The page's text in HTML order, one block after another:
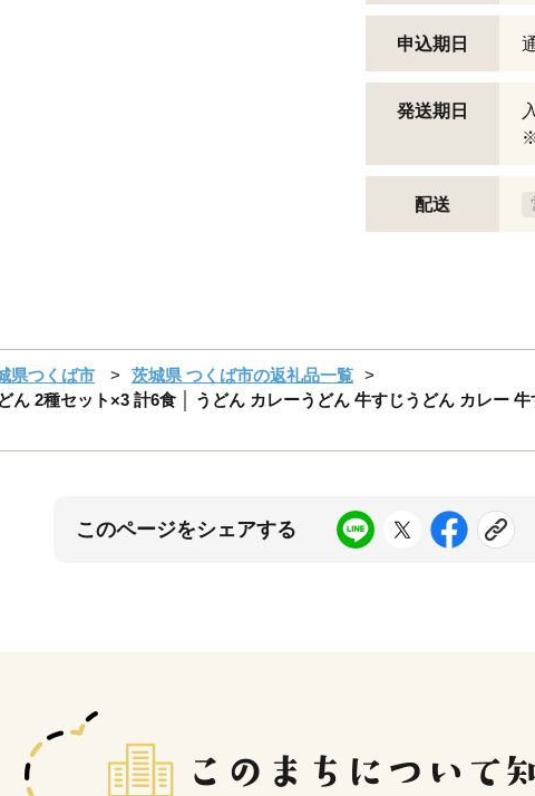
申込期日
発送期日
配送
県つくば市
茨城県 つくば市の返礼品一覧
ん 2種セット×3 計6食 │ うどん カレーうどん 牛すじうどん カレー
このページをシェアする